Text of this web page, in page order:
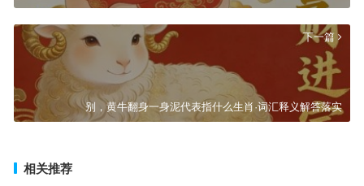
下一篇
别，黄牛翻身一身泥代表指什么生肖·词汇释义解答落实
相关推荐